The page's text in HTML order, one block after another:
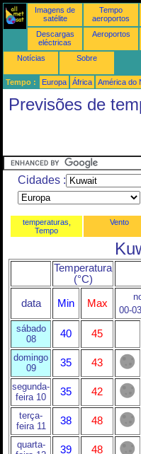
Imagens de
satélite
Tempo
aeroportos
Descargas
eléctricas
Aeroportos
Notícias Sobre
Tempo : Europa África América do
Previsões de
Cidades :
temperaturas,
Tempo
Vento
Temperatura
(°C)
data Min Max
00-03
sábado
08
40 45
domingo
09
35 43
segunda-
feira 10
35 42
terça-
feira 11
38 48
quarta-
39 48